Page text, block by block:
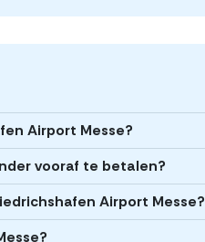
Airport Messe?
vooraf te betalen?
Airport Messe?